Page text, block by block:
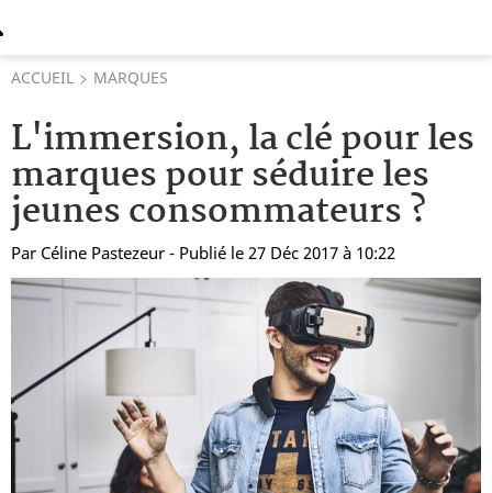
ACCUEIL MARQUES
L'immersion, la clé pour les
marques pour séduire les
jeunes consommateurs ?
Par Céline Pastezeur - Publié le 27 Déc 2017 à 10:22